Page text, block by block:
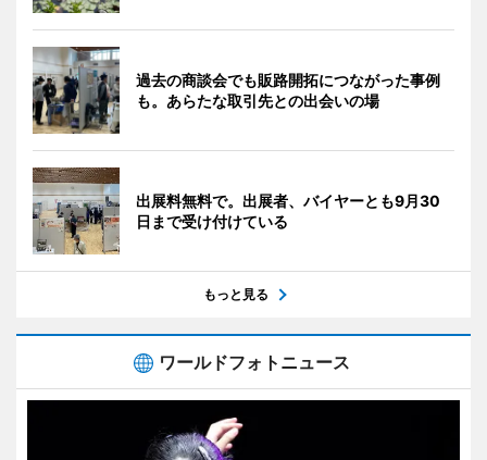
過去の商談会でも販路開拓につながった事例
も。あらたな取引先との出会いの場
出展料無料で。出展者、バイヤーとも9月30
日まで受け付けている
もっと見る
ワールドフォトニュース